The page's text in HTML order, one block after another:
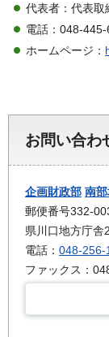
代表者：代表
電話：048-445-
ホームページ：
お問い合わ
企画財政部 南
郵便番号332-
県川口地方庁舎
電話： 048-256-
ファックス：